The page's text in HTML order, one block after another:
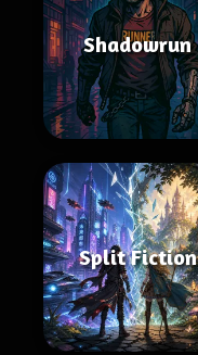
Shadowrun
Split Fiction